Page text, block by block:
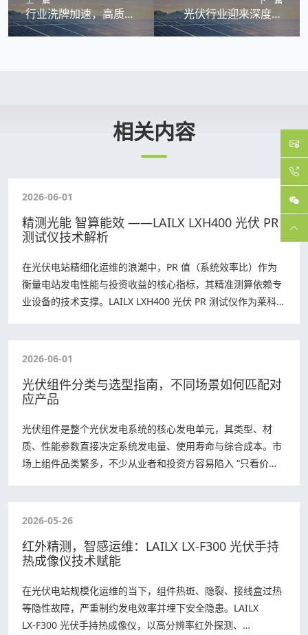
行业洗牌加速，高质量
发展成主旋律
光伏行业迎来深度调
整：增速换挡提质，技
术革新重塑新格局
相关内容
2026-06-01
精测光能 智算能效 ——LAILX LXH400 光伏 PR
测试仪技术解析
在光伏电站精细化运维的浪潮中，PR 值（系统效率比）作为
衡量电站发电性能与投资收益的核心指标，其精准测算依赖专
业设备的技术支撑。LAILX LXH400 光伏 PR 测试仪作为莱科斯
2026-06-01
光伏组件分类与选型指南，不同场景如何匹配对
应产品
光伏组件是整个光伏发电系统的核心发电单元，其类型、材
质、性能参数直接决定系统发电量、使用寿命与综合成本。市
场上组件品类繁多，不少从业者和投资方容易陷入 “只看价
2026-05-26
红外精测，智感运维：LAILX LX‑F300 光伏手持
热成像仪技术赋能
在光伏电站规模化运维的当下，组件热斑、隐裂、接线盒过热
等隐性故障，严重制约发电效率并埋下安全隐患。LAILX
LX‑F300 光伏手持热成像仪，以高分辨率红外探测、